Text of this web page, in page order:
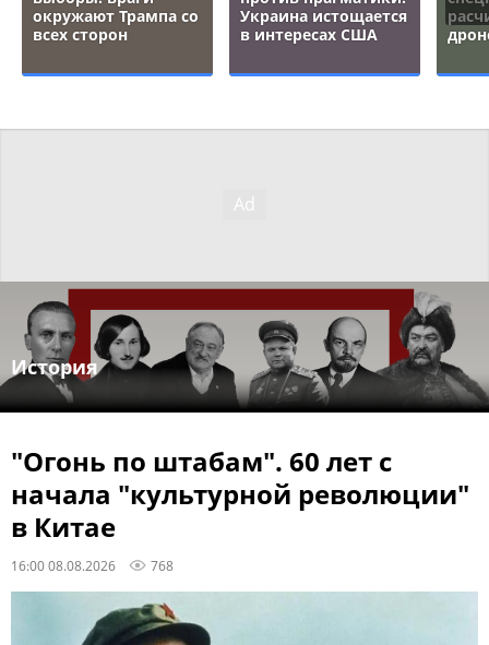
окружают Трампа со
всех сторон
Украина истощается
в интересах США
История
"Огонь по штабам". 60 лет с
начала "культурной революции"
в Китае
16:00 08.08.2026 768